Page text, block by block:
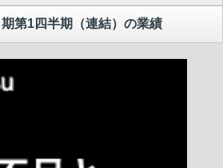
第1四半期（連結）の業績